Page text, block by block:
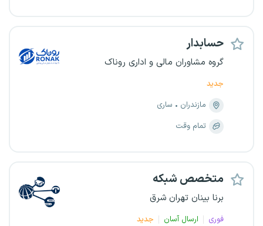
حسابدار
گروه مشاوران مالی و اداری روناک
جدید
مازندران
ساری
تمام وقت
متخصص شبکه
برنا بینان تهران شرق
فوری ارسال آسان
جدید